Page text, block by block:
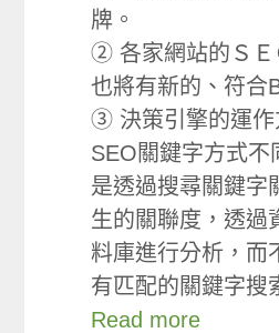
牌。
② 各家網站的ＳＥ
也將有新的、符合
③ 決策引擎的運作
SEO關鍵字方式不
是透過搜尋關鍵字
生的關聯度，透過
料庫進行分析，而
有匹配的關鍵字搜
Read more